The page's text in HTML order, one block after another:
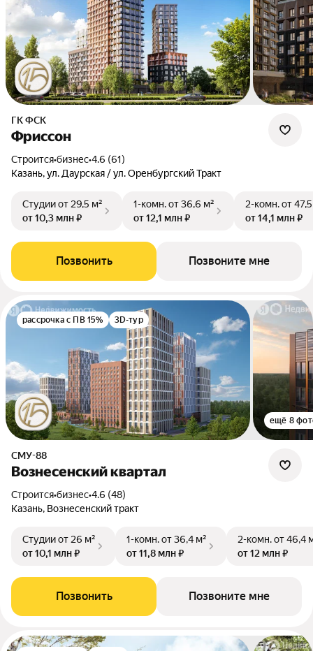
ГК ФСК
Фриссон
Строится•бизнес•4.6 (61)
Казань, ул. Даурская / ул. Оренбургский Тракт
Студииот 29,5 м²
от 10,3 млн ₽
1-комн.от 36,6 м²
от 12,1 млн ₽
2-комн.от
от 14,1 млн ₽
Позвонить Позвоните мне
рассрочка с ПВ 15% 3D-тур
ещё 8
СМУ-88
Вознесенский квартал
Строится•бизнес•4.6 (48)
Казань, Вознесенский тракт
Студииот 26 м²
от 10,1 млн ₽
1-комн.от 36,4 м²
от 11,8 млн ₽
2-комн.от 46,4
от 12 млн ₽
Позвонить Позвоните мне